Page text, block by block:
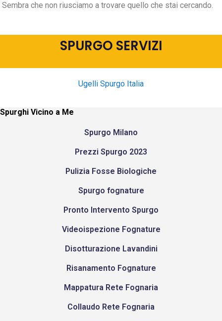
Sembra che non riusciamo a trovare quello che stai cercando.
SPURGO SERVIZI
Ugelli Spurgo Italia
Spurghi Vicino a Me
Spurgo Milano
Prezzi Spurgo 2023
Pulizia Fosse Biologiche
Spurgo fognature
Pronto Intervento Spurgo
Videoispezione Fognature
Disotturazione Lavandini
Risanamento Fognature
Mappatura Rete Fognaria
Collaudo Rete Fognaria